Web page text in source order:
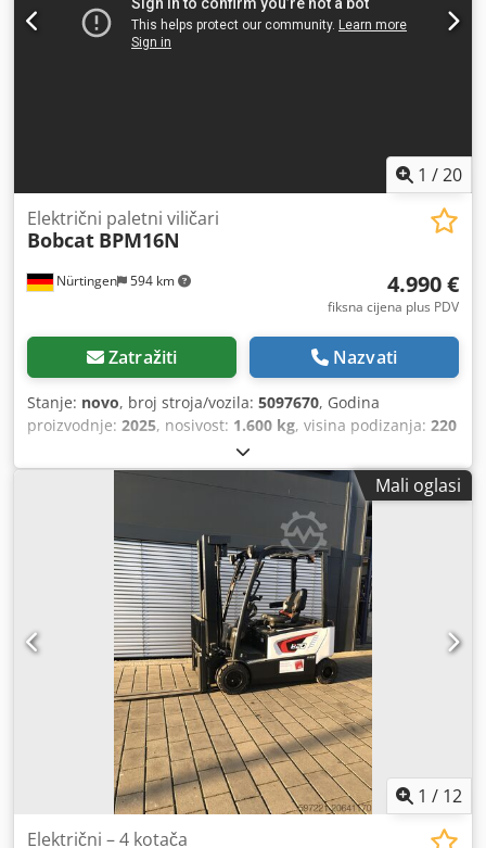
1 /20
Nürtingen 594 km
Električni paletni viličari
Bobcat BPM16N
4.990 €
fiksna cijena plus PDV
Zatražiti Nazvati
Stanje: novo, broj stroja/vozila: 5097670, Godina
proizvodnje: 2025, nosivost: 1.600 kg, visina podizanja: 220
, vrsta goriva:
jarbola:drugo, građevinska visina:1.300 mm, napon
1.150 mm
, ukupna masa:
, 5097670 Serijski broj: OBWN3-0000 Crsdpsytldgjfx
Aqlsf Podaci o bateriji: 25,6 V, 150 Ah
Mali oglasi
1 / 12
Električni – 4 kotača